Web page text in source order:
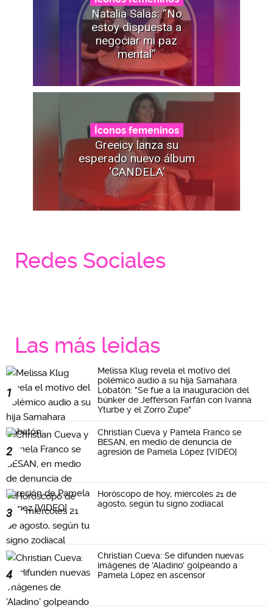
Natalia Salas: “No
estoy dispuesta a
negociar mi paz
mental”
Íconos femeninos
Greeicy lanza su
esperado nuevo álbum
‘CANDELA’
Redes Sociales
Las más leidas
1
Melissa Klug revela el motivo del
polémico audio a su hija Samahara
Lobatón: "Se fue a la inauguración del
búnker de Jefferson Farfán con Ivanna
Yturbe y el Zorro Zupe"
2
Christian Cueva y Pamela Franco se
BESAN, en medio de denuncia de
agresión de Pamela López [VIDEO]
3
Horóscopo de hoy, miércoles 21 de
agosto, según tu signo zodiacal
4
Christian Cueva: Se difunden nuevas
imágenes de 'Aladino' golpeando a
Pamela López en ascensor